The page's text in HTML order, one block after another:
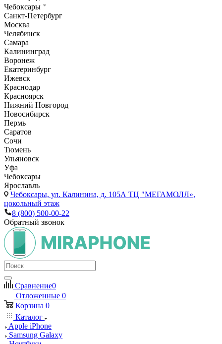
Чебоксары
Санкт-Петербург
Москва
Челябинск
Самара
Калининград
Воронеж
Екатеринбург
Ижевск
Краснодар
Красноярск
Нижний Новгород
Новосибирск
Пермь
Саратов
Сочи
Тюмень
Ульяновск
Уфа
Чебоксары
Ярославль
Чебоксары, ул. Калинина, д. 105А ТЦ "МЕГАМОЛЛ»,
цокольный этаж
8 (800) 500-00-22
Обратный звонок
Сравнение0
Отложенные 0
Корзина 0
Каталог
Apple iPhone
Samsung Galaxy